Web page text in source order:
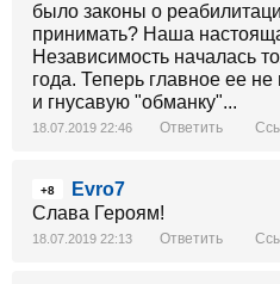
было законы о
принимать? Наша
Независимость началась
года. Теперь главное ее
и гнусавую "обманку"...
18.07.2019 22:46 Ответить
+8
Evro7
Слава Героям!
18.07.2019 22:13 Ответить